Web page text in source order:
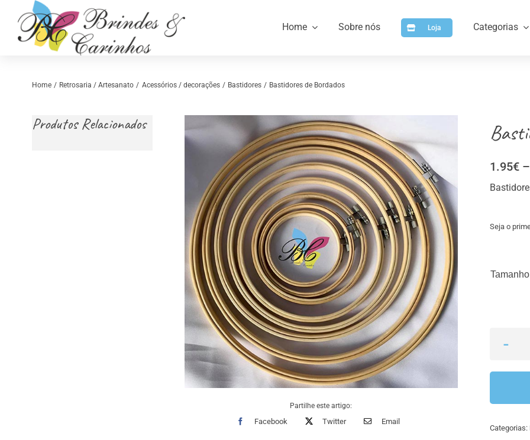
content
Home Sobre nós Loja Categorias
Costura Criativa Artigos para Personalizar
Home Retrosaria / Artesanato Acessórios / decorações Bastidores Bastidores de Bordados
Produtos Relacionados
Partilhe este artigo:
Facebook Twitter Email
1.95€ –
Seja o
Tamanho
Categorias: